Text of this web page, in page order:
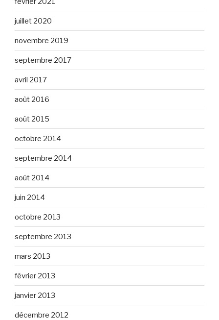
juillet 2020
novembre 2019
septembre 2017
avril 2017
août 2016
août 2015
octobre 2014
septembre 2014
août 2014
juin 2014
octobre 2013
septembre 2013
mars 2013
février 2013
janvier 2013
décembre 2012